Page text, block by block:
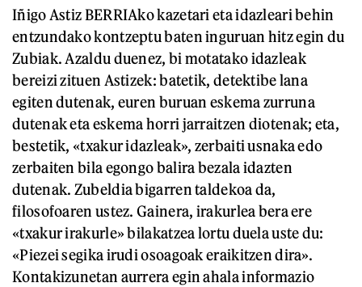
Iñigo Astiz BERRIAko kazetari eta idazleari behin
entzundako kontzeptu baten inguruan hitz egin du
Zubiak. Azaldu duenez, bi motatako idazleak
bereizi zituen Astizek: batetik, detektibe lana
egiten dutenak, euren buruan eskema zurruna
dutenak eta eskema horri jarraitzen diotenak; eta,
bestetik, «txakur idazleak», zerbaiti usnaka edo
zerbaiten bila egongo balira bezala idazten
dutenak. Zubeldia bigarren taldekoa da,
filosofoaren ustez. Gainera, irakurlea bera ere
«txakur irakurle» bilakatzea lortu duela uste du:
«Piezei segika irudi osoagoak eraikitzen dira».
Kontakizunetan aurrera egin ahala informazio